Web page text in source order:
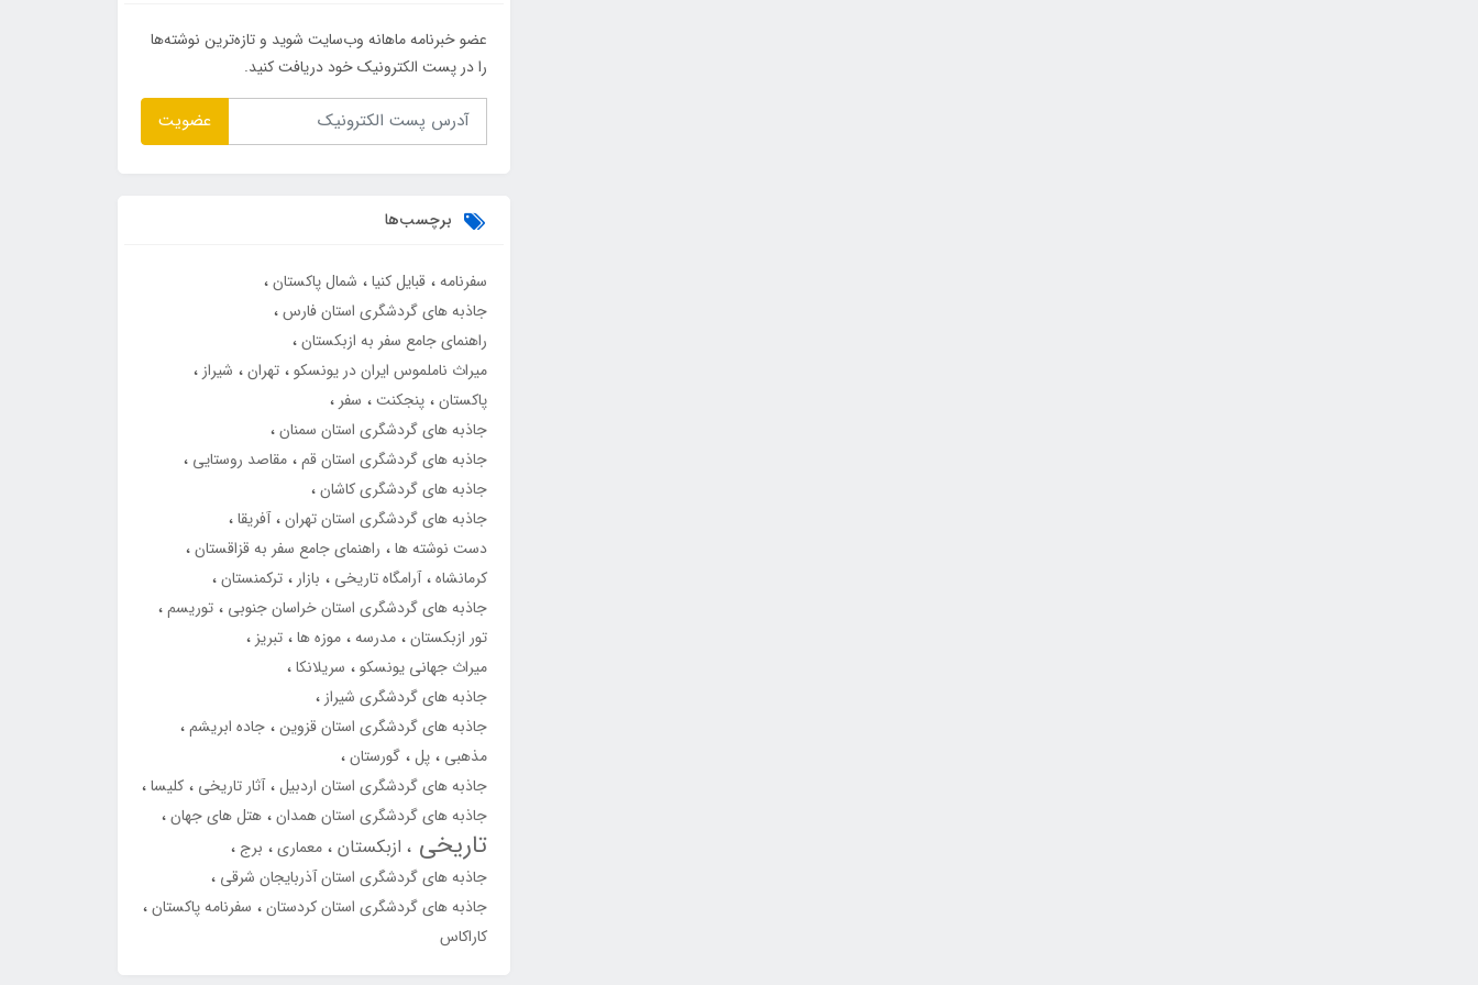
عضو خبرنامه ماهانه وب‌سایت شوید و تازه‌ترین نوشته‌ها
را در پست الکترونیک خود دریافت کنید.
عضویت
برچسب‌ها
سفرنامه قبایل کنیا شمال پاکستان
جاذبه های گردشگری استان فارس
راهنمای جامع سفر به ازبکستان
میراث ناملموس ایران در یونسکو تهران شیراز
پاکستان پنجکنت سفر
جاذبه های گردشگری استان سمنان
جاذبه های گردشگری استان قم مقاصد روستایی
جاذبه های گردشگری کاشان
جاذبه های گردشگری استان تهران آفریقا
دست نوشته ها راهنمای جامع سفر به قزاقستان
کرمانشاه آرامگاه تاریخی بازار ترکمنستان
جاذبه های گردشگری استان خراسان جنوبی توریسم
تور ازبکستان مدرسه موزه ها تبریز
میراث جهانی یونسکو سریلانکا
جاذبه های گردشگری شیراز
جاذبه های گردشگری استان قزوین جاده ابریشم
مذهبی پل گورستان
جاذبه های گردشگری استان اردبیل آثار تاریخی کلیسا
جاذبه های گردشگری استان همدان هتل های جهان
تاریخی ازبکستان معماری برج
جاذبه های گردشگری استان آذربایجان شرقی
جاذبه های گردشگری استان کردستان سفرنامه پاکستان
کاراکاس